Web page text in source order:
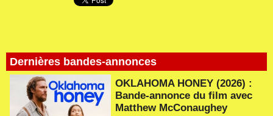
Dernières bandes-annonces
OKLAHOMA HONEY (2026) :
Bande-annonce du film avec
Matthew McConaughey